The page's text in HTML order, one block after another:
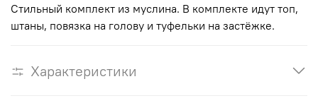
Стильный комплект из муслина. В комплекте идут топ,
штаны, повязка на голову и туфельки на застёжке.
Характеристики